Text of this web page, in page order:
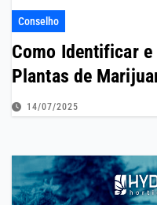
Conselho
Como Identificar
Plantas de
14/07/2025